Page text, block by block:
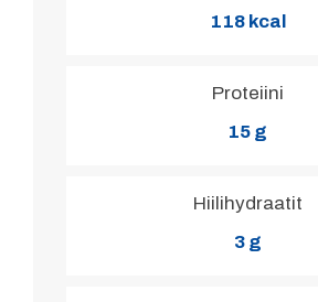
118 kcal
Proteiini
15 g
Hiilihydraatit
3 g